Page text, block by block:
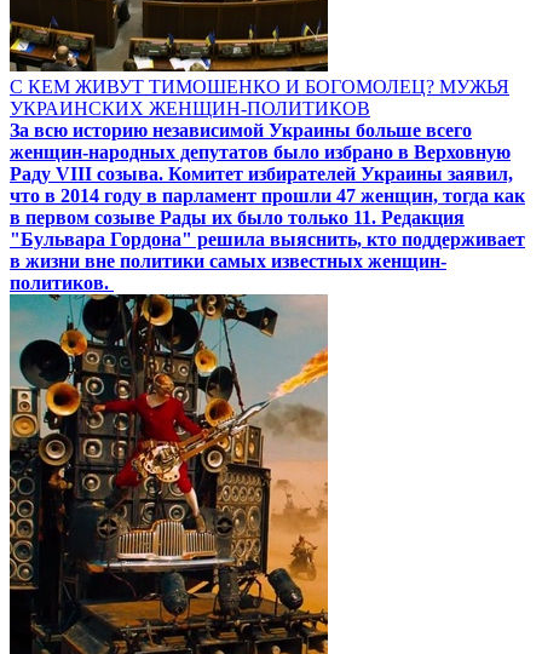
С КЕМ ЖИВУТ ТИМОШЕНКО И БОГОМОЛЕЦ? МУЖЬЯ
УКРАИНСКИХ ЖЕНЩИН-ПОЛИТИКОВ
За всю историю независимой Украины больше всего
женщин-народных депутатов было избрано в Верховную
Раду VIII созыва. Комитет избирателей Украины заявил,
что в 2014 году в парламент прошли 47 женщин, тогда как
в первом созыве Рады их было только 11. Редакция
"Бульвара Гордона" решила выяснить, кто поддерживает
в жизни вне политики самых известных женщин-
политиков.